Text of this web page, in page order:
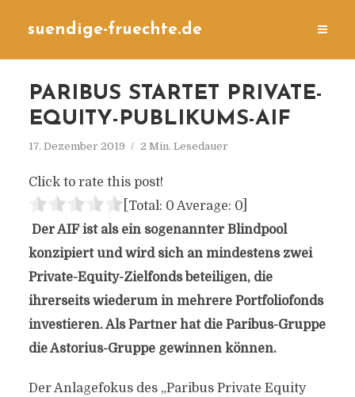
suendige-fruechte.de
PARIBUS STARTET PRIVATE-
EQUITY-PUBLIKUMS-AIF
17. Dezember 2019 2 Min. Lesedauer
Click to rate this post!
[Total: 0 Average: 0]
Der AIF ist als ein sogenannter Blindpool
konzipiert und wird sich an mindestens zwei
Private-Equity-Zielfonds beteiligen, die
ihrerseits wiederum in mehrere Portfoliofonds
investieren. Als Partner hat die Paribus-Gruppe
die Astorius-Gruppe gewinnen können.
Der Anlagefokus des „Paribus Private Equity